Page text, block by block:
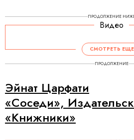
ПРОДОЛЖЕНИЕ
Видео
СМОТРЕТЬ ЕЩЕ
ПРОДОЛЖЕНИЕ
Эйнат Царфати
«Соседи»,
«Книжники»